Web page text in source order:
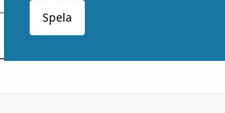
Spela